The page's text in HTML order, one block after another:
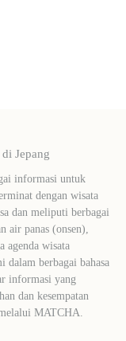
Jepang
informasi untuk
dengan wisata
dan meliputi berbagai
air panas (onsen),
agenda wisata
dalam berbagai bahasa
informasi yang
dan kesempatan
MATCHA.